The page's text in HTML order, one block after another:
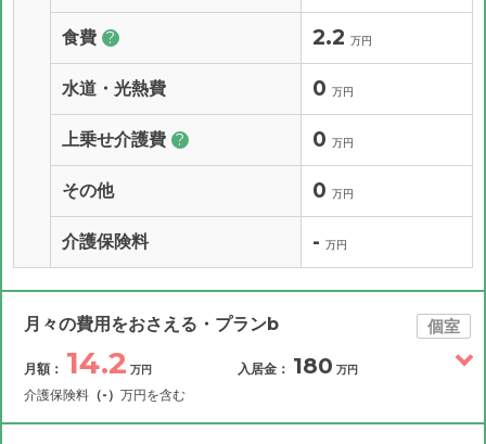
食費 ? 2.2 万円
水道・光熱費 0 万円
上乗せ介護費 ? 0 万円
その他 0 万円
介護保険料 - 万円
月々の費用をおさえる・プランb 個室
月額： 14.2 万円
介護保険料 （-） 万円を含む
入居金： 180 万円